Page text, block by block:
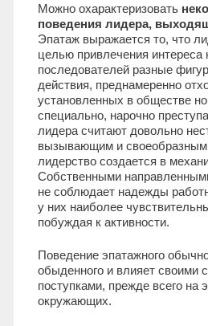
Можно охарактеризовать
поведения лидера,
Эпатаж выражается то, что
целью привлечения интереса
последователей разные
действия, преднамеренно
установленных в обществе
специально, нарочно
лидера считают довольно
вызывающим и
лидерство создается в
Собственными
не соблюдает надежды
у них наиболее
побуждая к активности.
Поведение эпатажного
обыденного и влияет своими
поступками, прежде всего на
окружающих.